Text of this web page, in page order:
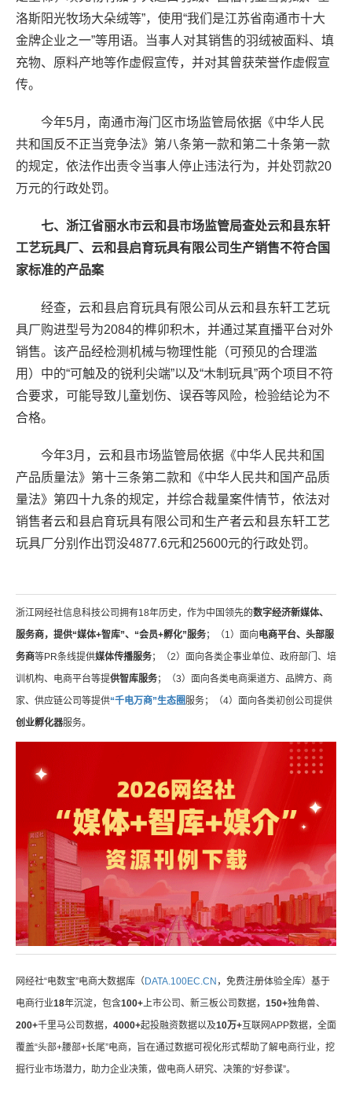
洛斯阳光牧场大朵绒等”，使用“我们是江苏省南通市十大
金牌企业之一”等用语。当事人对其销售的羽绒被面料、填
充物、原料产地等作虚假宣传，并对其曾获荣誉作虚假宣
传。
今年5月，南通市海门区市场监管局依据《中华人民
共和国反不正当竞争法》第八条第一款和第二十条第一款
的规定，依法作出责令当事人停止违法行为，并处罚款20
万元的行政处罚。
七、浙江省丽水市云和县市场监管局查处云和县东轩
工艺玩具厂、云和县启育玩具有限公司生产销售不符合国
家标准的产品案
经查，云和县启育玩具有限公司从云和县东轩工艺玩
具厂购进型号为2084的榫卯积木，并通过某直播平台对外
销售。该产品经检测机械与物理性能（可预见的合理滥
用）中的“可触及的锐利尖端”以及“木制玩具”两个项目不符
合要求，可能导致儿童划伤、误吞等风险，检验结论为不
合格。
今年3月，云和县市场监管局依据《中华人民共和国
产品质量法》第十三条第二款和《中华人民共和国产品质
量法》第四十九条的规定，并综合裁量案件情节，依法对
销售者云和县启育玩具有限公司和生产者云和县东轩工艺
玩具厂分别作出罚没4877.6元和25600元的行政处罚。
浙江网经社信息科技公司拥有18年历史，作为中国领先的数字经济新媒体、
服务商，提供“媒体+智库”、“会员+孵化”服务；（1）面向 电商平台、头部服
务商等PR条线提供媒体传播服务；（2）面向各类企事业单位、政府部门、培
训机构、电商平台等提供智库服务；（3）面向各类电商渠道方、品牌方、商
家、供应链公司等提供“千电万商”生态圈服务；（4）面向各类初创公司提供
创业孵化器服务。
网经社“电数宝”电商大数据库（DATA.100EC.CN ，免费注册体验全库）基于
电商行业18年沉淀，包含100+ 上市公司、新三板公司数据， 150+独角兽、
200+千里马公司数据， 4000+起投融资数据以及10万+互联网APP数据，全面
覆盖“头部+腰部+长尾”电商，旨在通过数据可视化形式帮助了解电商行业，挖
掘行业市场潜力，助力企业决策，做电商人研究、决策的“好参谋”。